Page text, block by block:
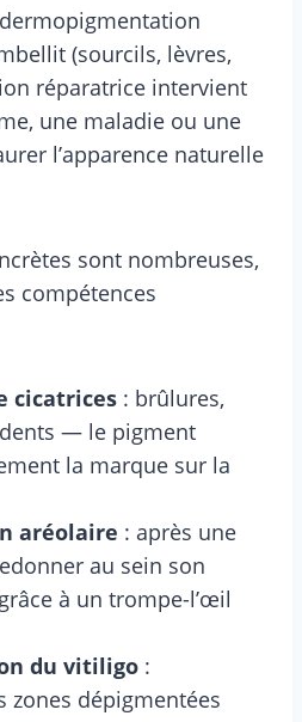
(sourcils, lèvres,
réparatrice intervient
une maladie ou une
l’apparence naturelle
sont nombreuses,
compétences
cicatrices : brûlures,
— le pigment
la marque sur la
aréolaire : après une
au sein son
à un trompe-l’œil
du vitiligo :
zones dépigmentées